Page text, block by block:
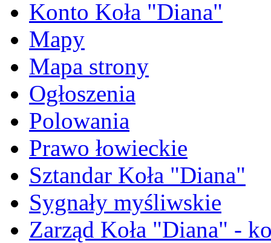
Konto Koła "Diana"
Mapy
Mapa strony
Ogłoszenia
Polowania
Prawo łowieckie
Sztandar Koła "Diana"
Sygnały myśliwskie
Zarząd Koła "Diana" -